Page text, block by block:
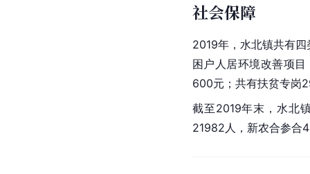
社会保障
2019年，水北镇共有
困户人居环境改善项
600元；共有扶贫专岗
截至2019年末，水北
21982人， 新农合参合